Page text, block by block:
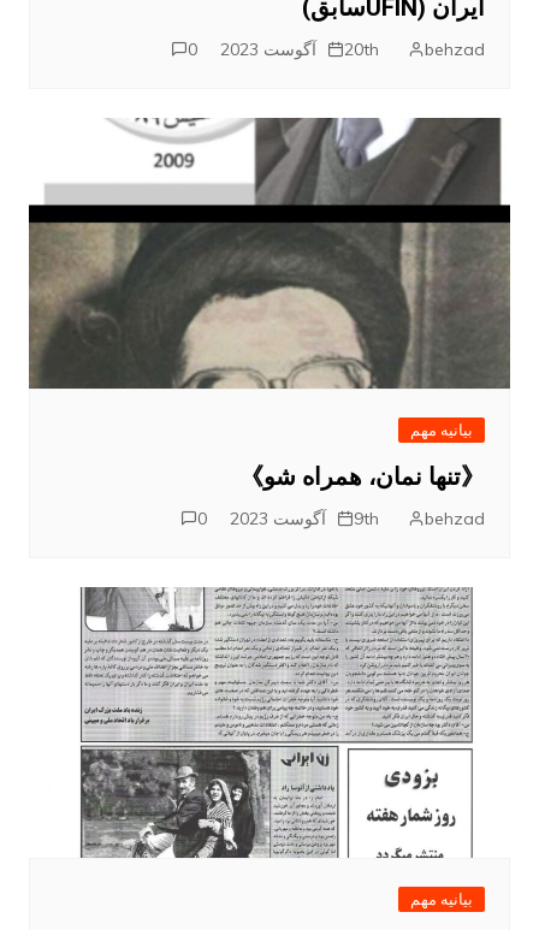
ایران (UFINسابق)
behzad 20th آگوست 2023 0
بیانیه مهم
《تنها نمان، همراه شو》
behzad 9th آگوست 2023 0
بیانیه مهم